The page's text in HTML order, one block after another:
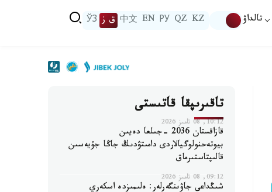
تالداۋ KZ
QZ
РУ
EN
中文 ق ز ЎЗ
تاقىرىپقا قاتىستى
10:12, 08 تامىز 2026
قازاقستان 2036 -جىلعا دەيىن
بيوتەحنولوگيالاردى دامىتۋدىڭ جاڭا جۇيەسىن
قالىپتاستىرماق
09:12, 08 تامىز 2026
شىڭداعى جاۋىنگەرلەر: ەلىمىزدە اسكەري